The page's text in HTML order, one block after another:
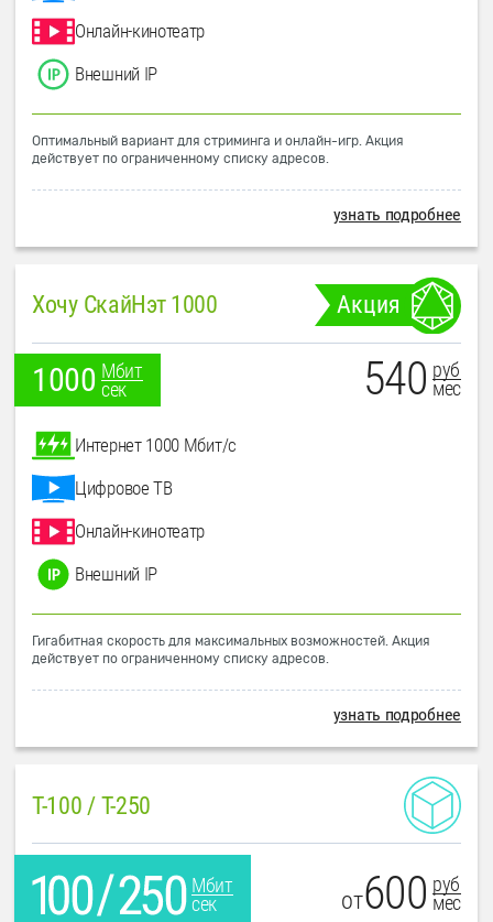
Онлайн-кинотеатр
Внешний IP
Оптимальный вариант для стриминга и онлайн-игр. Акция
действует по ограниченному списку адресов.
узнать подробнее
Хочу СкайНэт 1000 Акция
1000 Мбит
сек
540 руб
мес
Интернет 1000 Мбит/с
Цифровое ТВ
Онлайн-кинотеатр
Внешний IP
Гигабитная скорость для максимальных возможностей. Акция
действует по ограниченному списку адресов.
узнать подробнее
T-100 / T-250
Мбит
сек
от600 руб
мес